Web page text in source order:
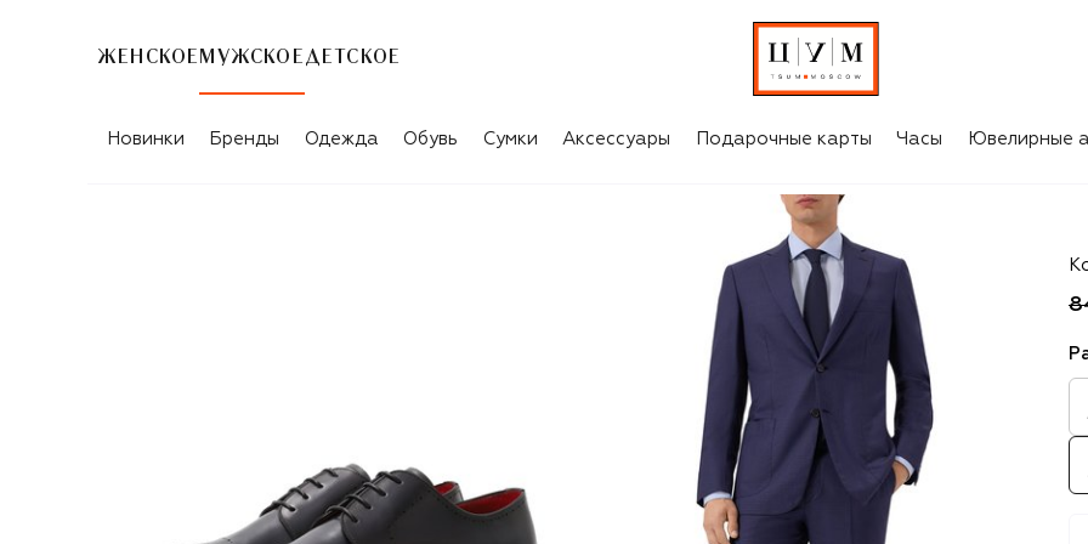
ЖЕНСКОЕ МУЖСКОЕ ДЕТСКОЕ
Новинки Бренды Одежда Обувь Сумки Аксессуары Подарочные карты Часы Ювелирные